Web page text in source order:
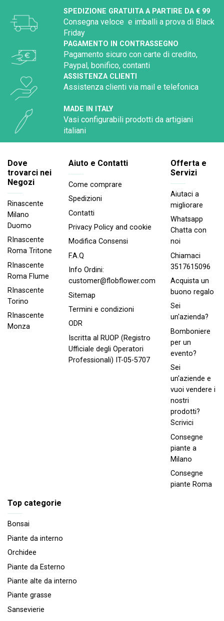
SPEDIZIONE GRATUITA A PARTIRE DA € 99
Consegna veloce e imballi a prova di Black
Friday
PAGAMENTO IN CONTRASSEGNO
Pagamento sicuro con carte di credito,
Paypal, bonifico, contanti
ASSISTENZA CLIENTI
Assistenza clienti via mail e telefonica
MADE IN ITALY
Vasi configurabili prodotti da artigiani
italiani
Dove
trovarci nei
Negozi
Rinascente
Milano
Duomo
RInascente
Roma Tritone
RInascente
Roma FIume
RInascente
Torino
RInascente
Monza
Aiuto e Contatti
Come comprare
Spedizioni
Contatti
Privacy Policy and cookie
Modifica Consensi
F.A.Q
Info Ordini:
customer@flobflower.com
Sitemap
Termini e condizioni
ODR
Iscritta al RUOP (Registro
Ufficiale degli Operatori
Professionali) IT-05-5707
Offerta e
Servizi
Aiutaci a
migliorare
Whatsapp
Chatta con
noi
Chiamaci
3517615096
Acquista un
buono regalo
Sei
un'azienda?
Bomboniere
per un
evento?
Sei
un'aziende e
vuoi vendere i
nostri
prodotti?
Scrivici
Consegne
piante a
Milano
Consegne
piante Roma
Top categorie
Bonsai
Piante da interno
Orchidee
Piante da Esterno
Piante alte da interno
Piante grasse
Sansevierie